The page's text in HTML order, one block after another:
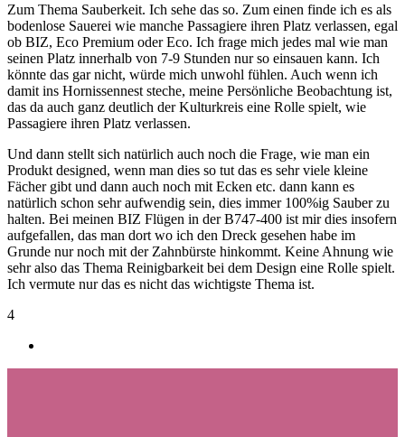
Zum Thema Sauberkeit. Ich sehe das so. Zum einen finde ich es als
bodenlose Sauerei wie manche Passagiere ihren Platz verlassen, egal
ob BIZ, Eco Premium oder Eco. Ich frage mich jedes mal wie man
seinen Platz innerhalb von 7-9 Stunden nur so einsauen kann. Ich
könnte das gar nicht, würde mich unwohl fühlen. Auch wenn ich
damit ins Hornissennest steche, meine Persönliche Beobachtung ist,
das da auch ganz deutlich der Kulturkreis eine Rolle spielt, wie
Passagiere ihren Platz verlassen.
Und dann stellt sich natürlich auch noch die Frage, wie man ein
Produkt designed, wenn man dies so tut das es sehr viele kleine
Fächer gibt und dann auch noch mit Ecken etc. dann kann es
natürlich schon sehr aufwendig sein, dies immer 100%ig Sauber zu
halten. Bei meinen BIZ Flügen in der B747-400 ist mir dies insofern
aufgefallen, das man dort wo ich den Dreck gesehen habe im
Grunde nur noch mit der Zahnbürste hinkommt. Keine Ahnung wie
sehr also das Thema Reinigbarkeit bei dem Design eine Rolle spielt.
Ich vermute nur das es nicht das wichtigste Thema ist.
4